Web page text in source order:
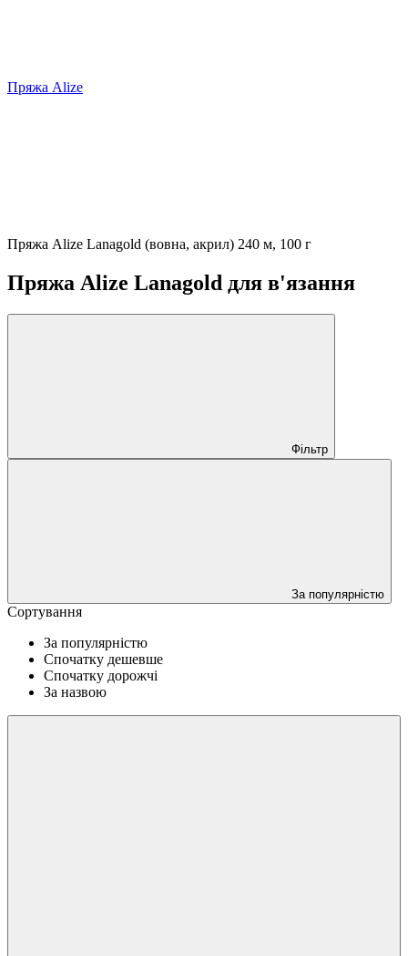
Пряжа Alize
Пряжа Alize Lanagold (вовна, акрил) 240 м, 100 г
Пряжа Alize Lanagold для в'язання
Фільтр
За популярністю
Сортування
За популярністю
Спочатку дешевше
Спочатку дорожчі
За назвою